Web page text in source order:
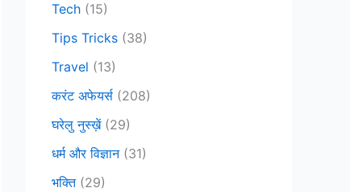
Tech (15)
Tips Tricks (38)
Travel (13)
करंट अफेयर्स (208)
घरेलु नुस्ख़ें(29)
धर्म और विज्ञान(31)
भक्ति(29)